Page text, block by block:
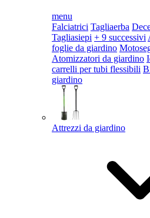
menu
Falciatrici Tagliaerba
Tagliasiepi + 9 successivi
foglie da giardino
Atomizzatori da giardino
carrelli per tubi flessibili
giardino
Attrezzi da giardino